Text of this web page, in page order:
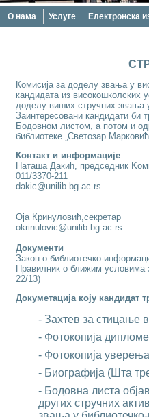
О нама Услуге Електронска
Комисија за доделу звања у
кандидата из високошколских
доделу виших стручних звања
Заинтересовани кандидати би
Бодовном листом, а потом и
библиотеке „Светозар
Контакт и информације
Наташа Дакић, председник
011/3370-211
dakic@unilib.bg.ac.rs
Oја Кринуловић,секретар
okrinulovic@unilib.bg.ac.rs
Документи
Закон о библиотечко-
Правилник о ближим условима
22/13)
Докуметација коју кандидат
- Захтев за стицање
- Фотокопија
- Фотокопија
- Биографијa (Шта
- Бодовнa листa
других стручних